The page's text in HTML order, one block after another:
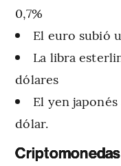
0,7%
El euro subió
La libra
dólares
El yen
dólar.
Criptomonedas